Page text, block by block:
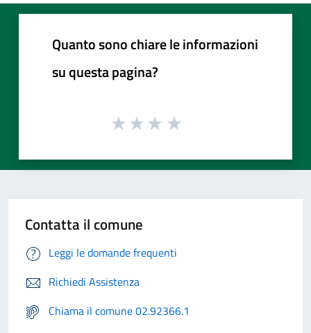
Quanto sono chiare le informazioni
su questa pagina?
Contatta il comune
Leggi le domande frequenti
Richiedi Assistenza
Chiama il comune 02.92366.1